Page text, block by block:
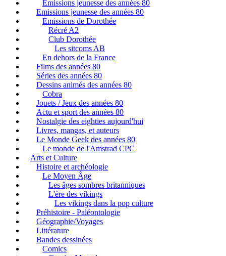
Emissions jeunesse des années 80
Emissions jeunesse des années 80
Emissions de Dorothée
Récré A2
Club Dorothée
Les sitcoms AB
En dehors de la France
Films des années 80
Séries des années 80
Dessins animés des années 80
Cobra
Jouets / Jeux des années 80
Actu et sport des années 80
Nostalgie des eighties aujourd'hui
Livres, mangas, et auteurs
Le Monde Geek des années 80
Le monde de l'Amstrad CPC
Arts et Culture
Histoire et archéologie
Le Moyen Âge
Les âges sombres britanniques
L'ère des vikings
Les vikings dans la pop culture
Préhistoire - Paléontologie
Géographie/Voyages
Littérature
Bandes dessinées
Comics